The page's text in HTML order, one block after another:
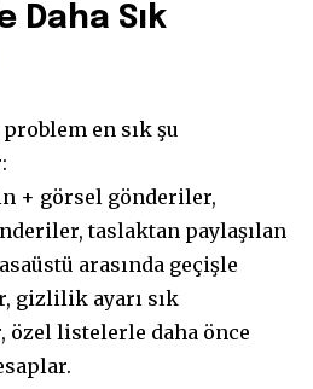
Daha Sık
en sık şu
+ görsel gönderiler,
taslaktan paylaşılan
arasında geçişle
gizlilik ayarı sık
listelerle daha önce